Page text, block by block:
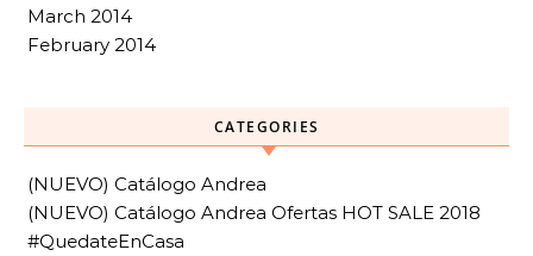
March 2014
February 2014
CATEGORIES
(NUEVO) Catálogo Andrea
(NUEVO) Catálogo Andrea Ofertas HOT SALE 2018
#QuedateEnCasa